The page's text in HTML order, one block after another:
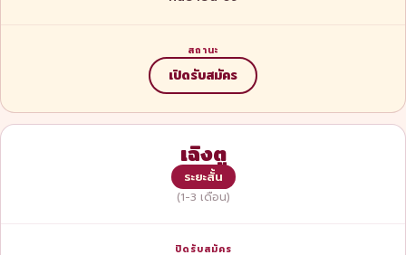
เปิดรับสมัคร
เฉิงตู
ระยะสั้น
(1-3 เดือน)